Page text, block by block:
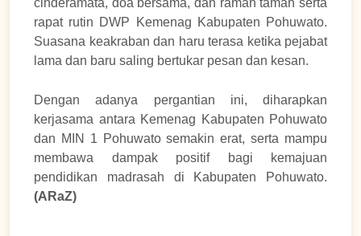
rapat rutin DWP Kemenag Kabupaten Pohuwato.
Suasana keakraban dan haru terasa ketika pejabat
lama dan baru saling bertukar pesan dan kesan.
Dengan adanya pergantian ini, diharapkan
kerjasama antara Kemenag Kabupaten Pohuwato
dan MIN 1 Pohuwato semakin erat, serta mampu
membawa dampak positif bagi kemajuan
pendidikan madrasah di Kabupaten Pohuwato.
(ARaZ)